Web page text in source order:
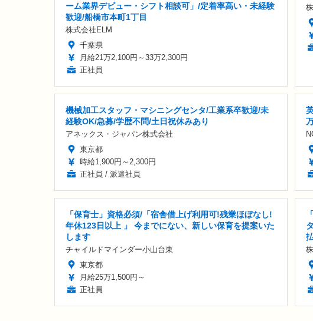
ーム業界デビュー・シフト相談可」/定着率高い・未経験
歓迎/船橋市本町1丁目
株式会社ELM
千葉県
月給21万2,100円～33万2,300円
正社員
機械加工スタッフ・マシニングセンタ/工業系卒歓迎/未
経験OK/急募/学歴不問/土日祝休みあり
アネックス・ジャパン株式会社
東京都
時給1,900円～2,300円
正社員 / 派遣社員
「保育士」資格必須/「宿舎借上げ利用可!残業ほぼなし!
年休123日以上 」 今までにない、新しい保育を提案いた
します
チャイルドマインダー小山台東
東京都
月給25万1,500円～
正社員